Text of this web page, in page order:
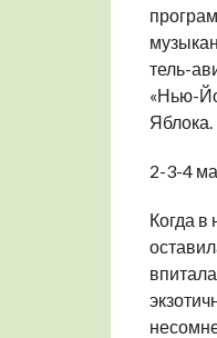
тель-
«Нью-
Яблока.
2-3-4
Когда в